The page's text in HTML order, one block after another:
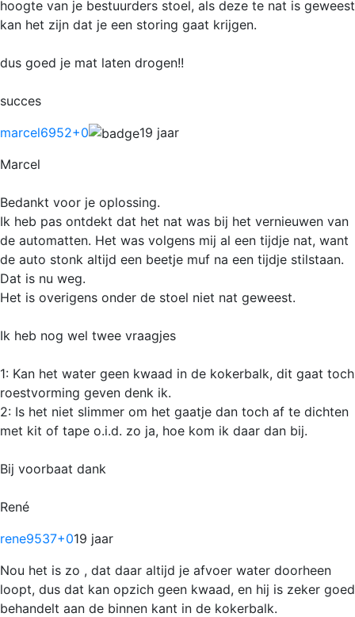
hoogte van je bestuurders stoel, als deze te nat is geweest
kan het zijn dat je een storing gaat krijgen.
dus goed je mat laten drogen!!
succes
marcel6952+0
19 jaar
Marcel
Bedankt voor je oplossing.
Ik heb pas ontdekt dat het nat was bij het vernieuwen van
de automatten. Het was volgens mij al een tijdje nat, want
de auto stonk altijd een beetje muf na een tijdje stilstaan.
Dat is nu weg.
Het is overigens onder de stoel niet nat geweest.
Ik heb nog wel twee vraagjes
1: Kan het water geen kwaad in de kokerbalk, dit gaat toch
roestvorming geven denk ik.
2: Is het niet slimmer om het gaatje dan toch af te dichten
met kit of tape o.i.d. zo ja, hoe kom ik daar dan bij.
Bij voorbaat dank
René
rene9537+019 jaar
Nou het is zo , dat daar altijd je afvoer water doorheen
loopt, dus dat kan opzich geen kwaad, en hij is zeker goed
behandelt aan de binnen kant in de kokerbalk.